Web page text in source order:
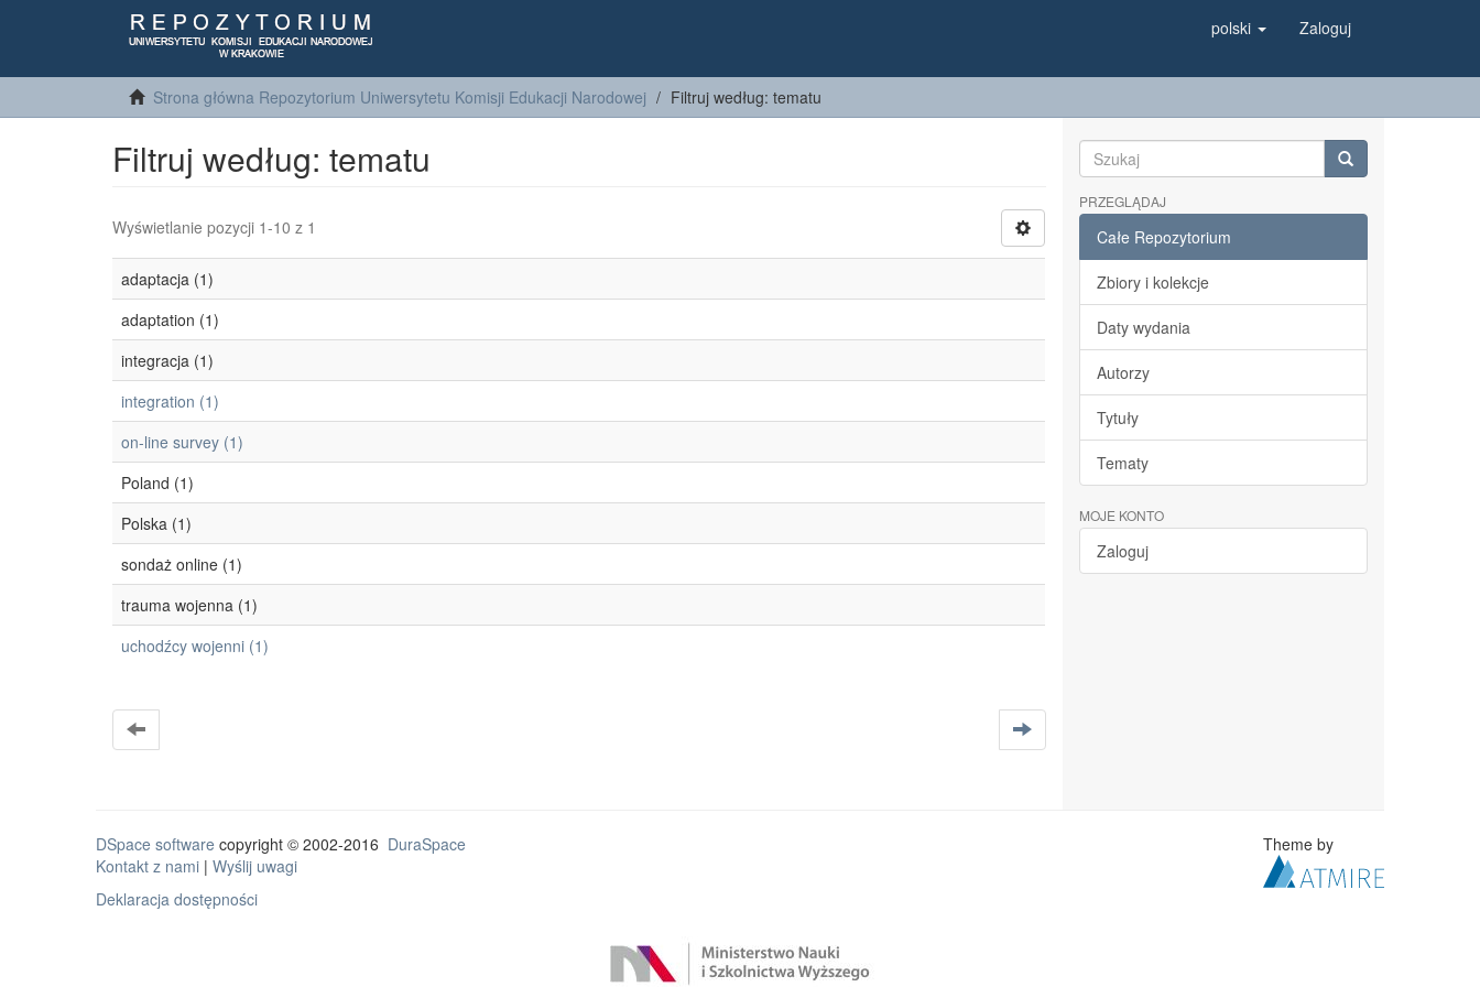
polski Zaloguj
Strona główna Repozytorium Uniwersytetu Komisji Edukacji Narodowej Filtruj według: tematu
Filtruj według: tematu
Wyświetlanie pozycji 1-10 z 1
adaptacja (1)
adaptation (1)
integracja (1)
integration (1)
on-line survey (1)
Poland (1)
Polska (1)
sondaż online (1)
trauma wojenna (1)
uchodźcy wojenni (1)
PRZEGLĄDAJ
Całe Repozytorium
Zbiory i kolekcje
Daty wydania
Autorzy
Tytuły
Tematy
MOJE KONTO
Zaloguj
DSpace software copyright © 2002-2016 DuraSpace
Kontakt z nami | Wyślij uwagi
Deklaracja dostępności
Theme by